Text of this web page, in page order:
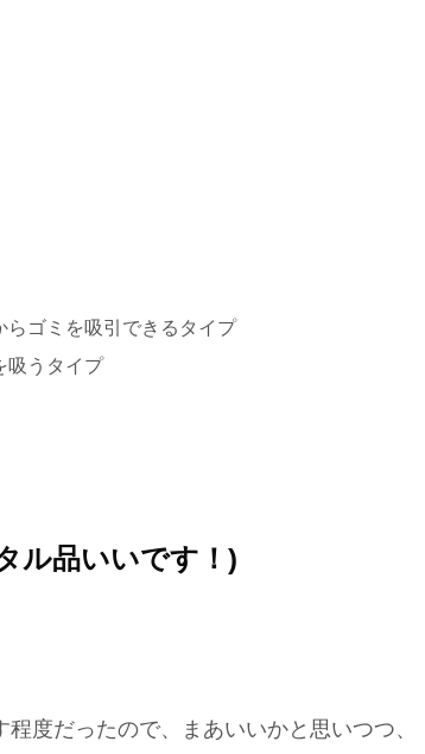
ゴミを吸引できるタイプ
吸うタイプ
ル品いいです！)
度だったので、まあいいかと思いつつ、